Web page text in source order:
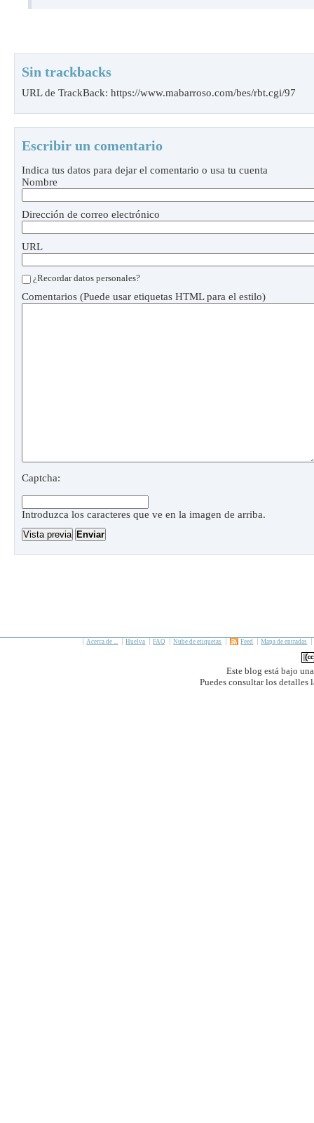
Sin trackbacks
URL de TrackBack: https://www.mabarroso.com/bes/rbt.cgi/97
Escribir un comentario
Indica tus datos para dejar el comentario o usa tu cuenta
Nombre
Dirección de correo electrónico
URL
¿Recordar datos personales?
Comentarios (Puede usar etiquetas HTML para el estilo)
Captcha:
Introduzca los caracteres que ve en la imagen de arriba.
Acerca de ... Huelva FAQ Nube de etiquetas Feed Mapa de entradas
Este blog está bajo
Puedes consultar los detalles